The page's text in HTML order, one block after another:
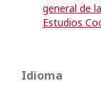
general de
Estudios
Idioma